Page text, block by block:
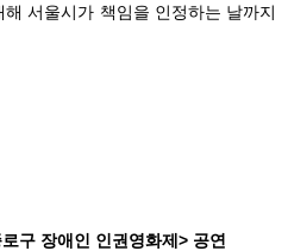
서울시가 책임을 인정하는 날까지
구 장애인 인권영화제> 공연